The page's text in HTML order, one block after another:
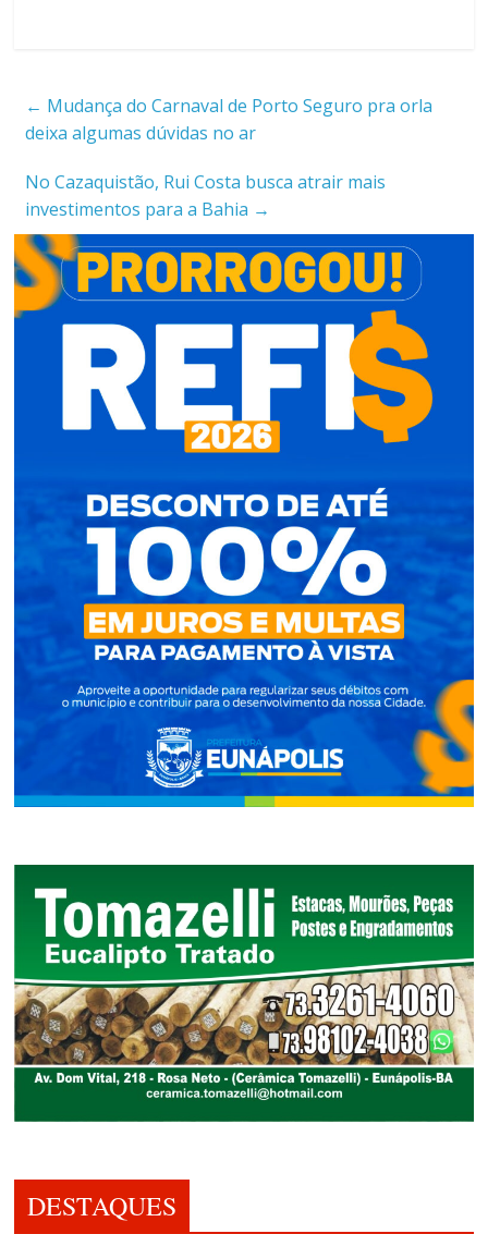
← Mudança do Carnaval de Porto Seguro pra orla
deixa algumas dúvidas no ar
No Cazaquistão, Rui Costa busca atrair mais
investimentos para a Bahia →
DESTAQUES